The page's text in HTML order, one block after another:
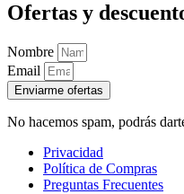
Ofertas y
Nombre
Email
Enviarme ofertas
No hacemos spam, podrás
Privacidad
Política de Compras
Preguntas Frecuentes